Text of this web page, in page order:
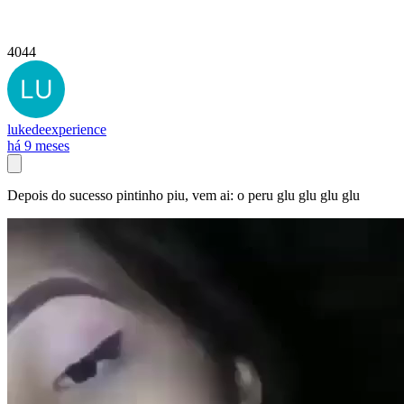
4044
lukedeexperience
há 9 meses
Depois do sucesso pintinho piu, vem ai: o peru glu glu glu glu